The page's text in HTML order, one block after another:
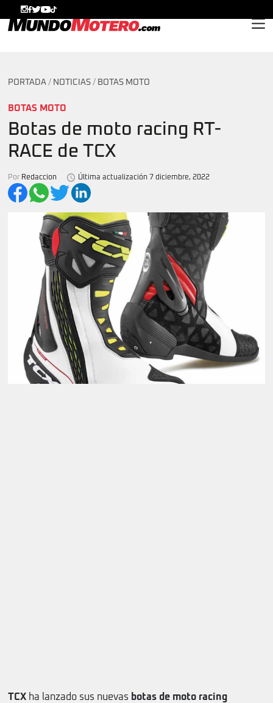
PORTADA / NOTICIAS / BOTAS MOTO
BOTAS MOTO
Botas de moto racing RT-
RACE de TCX
Por Redaccion Última actualización 7 diciembre, 2022
TCX ha lanzado sus nuevas botas de moto racing